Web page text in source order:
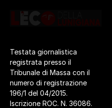
Testata giornalistica
registrata presso il
Tribunale di Massa con il
numero di registrazione
196/1 del 04/2015.
Iscrizione ROC. N. 36086.